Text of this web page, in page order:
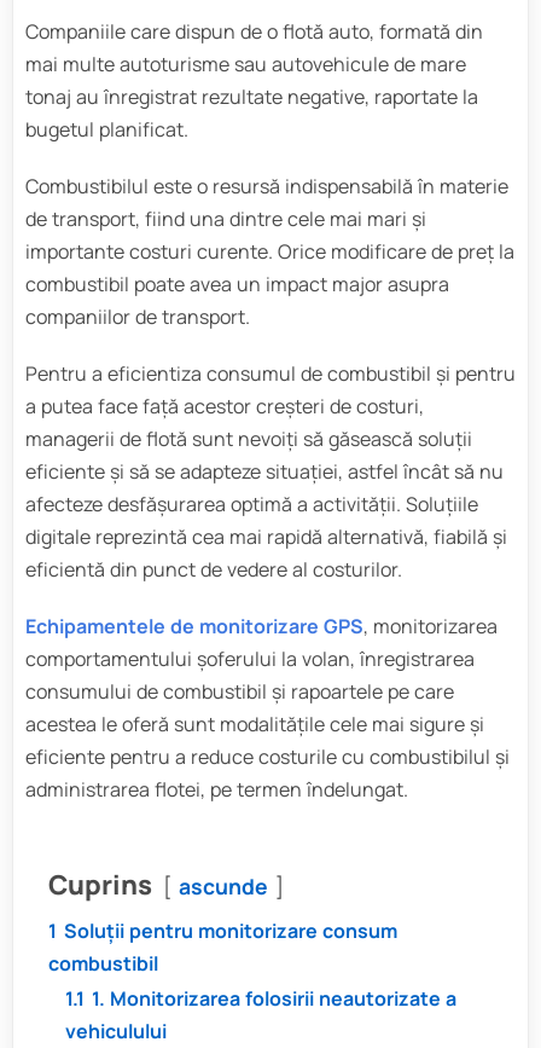
Companiile care dispun de o flotă auto, formată din
mai multe autoturisme sau autovehicule de mare
tonaj au înregistrat rezultate negative, raportate la
bugetul planificat.
Combustibilul este o resursă indispensabilă în materie
de transport, fiind una dintre cele mai mari și
importante costuri curente. Orice modificare de preț la
combustibil poate avea un impact major asupra
companiilor de transport.
Pentru a eficientiza consumul de combustibil și pentru
a putea face față acestor creșteri de costuri,
managerii de flotă sunt nevoiți să găsească soluții
eficiente și să se adapteze situației, astfel încât să nu
afecteze desfășurarea optimă a activității. Soluțiile
digitale reprezintă cea mai rapidă alternativă, fiabilă și
eficientă din punct de vedere al costurilor.
Echipamentele de monitorizare GPS, monitorizarea
comportamentului șoferului la volan, înregistrarea
consumului de combustibil și rapoartele pe care
acestea le oferă sunt modalitățile cele mai sigure și
eficiente pentru a reduce costurile cu combustibilul și
administrarea flotei, pe termen îndelungat.
Cuprins ascunde
1 Soluții pentru monitorizare consum
combustibil
1.1 1. Monitorizarea folosirii neautorizate a
vehiculului